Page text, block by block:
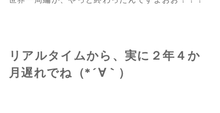
リアルタイムから、実に２年４か
月遅れでね（*´∀｀）